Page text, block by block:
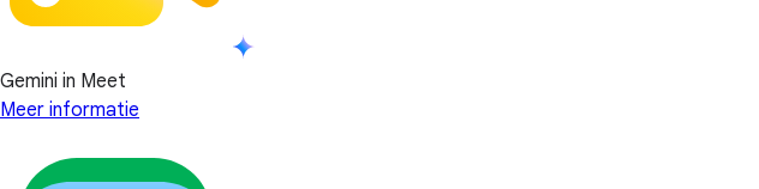
Gemini in Meet
Meer informatie